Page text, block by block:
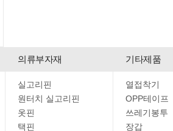
의류부자재 기타제품
실고리핀
원터치 실고리핀
옷핀
택핀
열접착기
OPP테이프
쓰레기봉투
장갑